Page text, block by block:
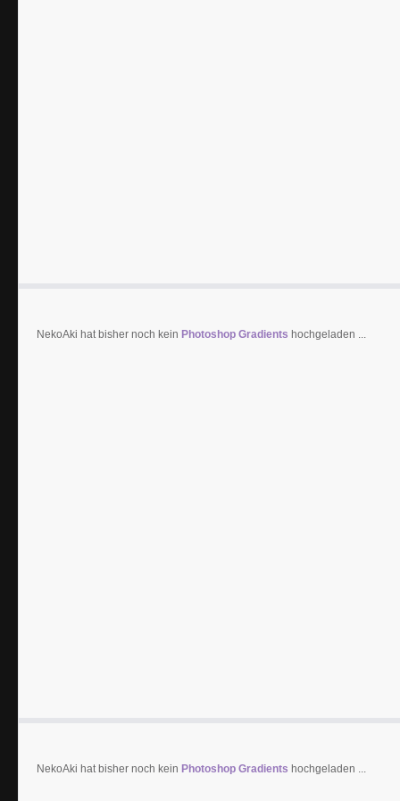
NekoAki hat bisher noch kein Photoshop Gradients hochgeladen ...
NekoAki hat bisher noch kein Photoshop Gradients hochgeladen ...